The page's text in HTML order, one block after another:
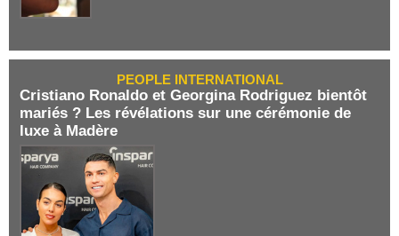
PEOPLE INTERNATIONAL
Cristiano Ronaldo et Georgina Rodriguez bientôt
mariés ? Les révélations sur une cérémonie de
luxe à Madère